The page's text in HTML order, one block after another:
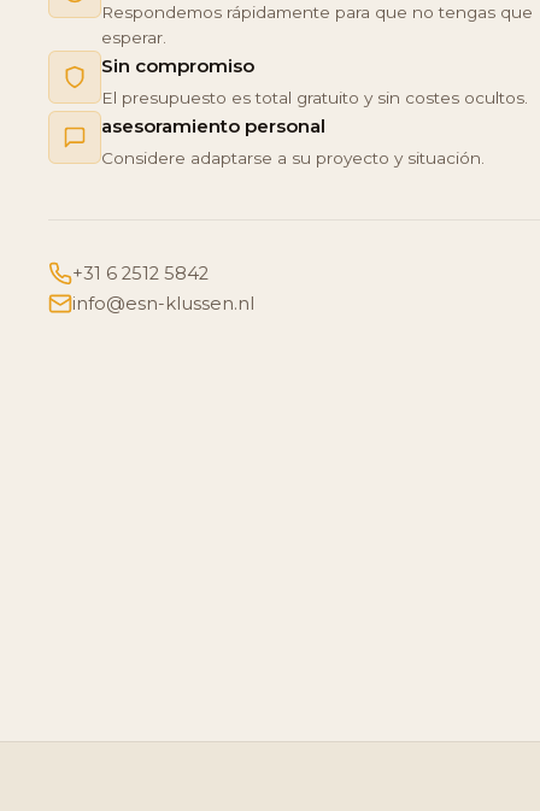
Respondemos rápidamente para que no tengas que
esperar.
Sin compromiso
El presupuesto es total gratuito y sin costes ocultos.
asesoramiento personal
Considere adaptarse a su proyecto y situación.
+31 6 2512 5842
info@esn-klussen.nl